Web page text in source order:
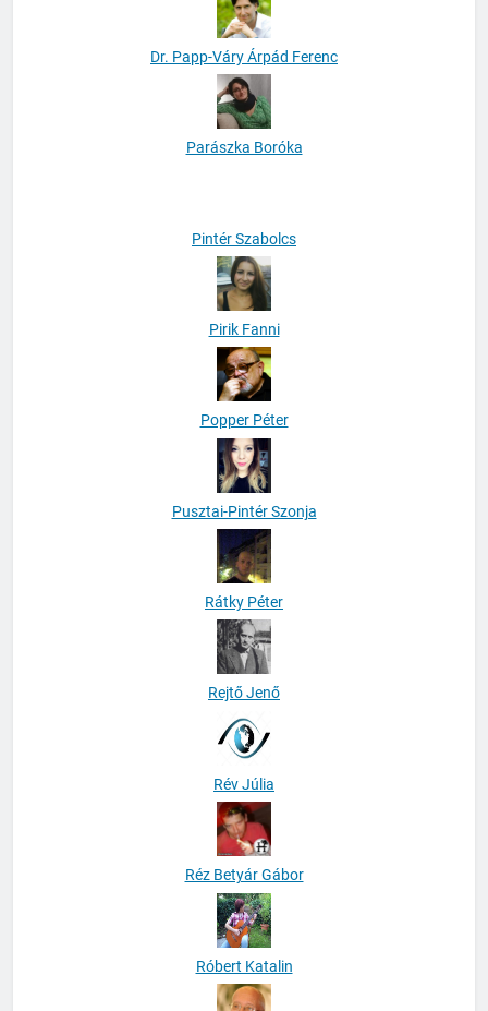
Dr. Papp-Váry Árpád Ferenc
Pintér Szabolcs
Pirik Fanni
Popper Péter
Pusztai-Pintér Szonja
Rátky Péter
Rév Júlia
Réz Betyár Gábor
Róbert Katalin